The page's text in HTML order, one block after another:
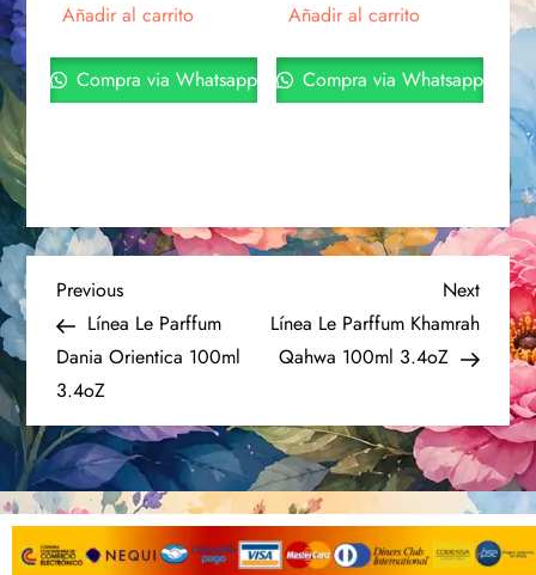
Añadir al carrito
Compra via Whatsapp
Añadir al carrito
Compra via Whatsapp
Previous
Línea Le Parffum
Dania Orientica 100ml
3.4oZ
Next
Línea Le Parffum Khamrah
Qahwa 100ml 3.4oZ